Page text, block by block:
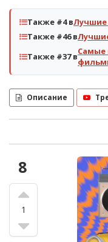
Также #4 в
Также #46 в
Также #37 вСамые
Описание
8
1